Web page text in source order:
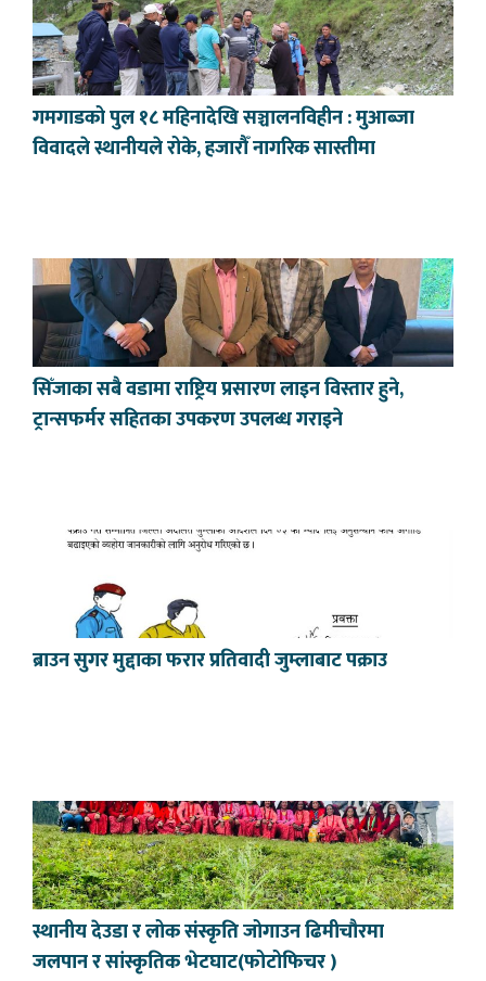
गमगाडको पुल १८ महिनादेखि सञ्चालनविहीन : मुआब्जा
विवादले स्थानीयले रोके, हजारौँ नागरिक सास्तीमा
सिँजाका सबै वडामा राष्ट्रिय प्रसारण लाइन विस्तार हुने,
ट्रान्सफर्मर सहितका उपकरण उपलब्ध गराइने
ब्राउन सुगर मुद्दाका फरार प्रतिवादी जुम्लाबाट पक्राउ
स्थानीय देउडा र लोक संस्कृति जोगाउन ढिमीचौरमा
जलपान र सांस्कृतिक भेटघाट(फोटोफिचर )